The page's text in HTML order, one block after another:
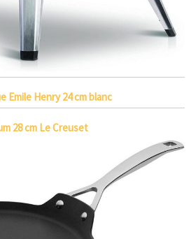
Emile Henry 24 cm blanc
28 cm Le Creuset